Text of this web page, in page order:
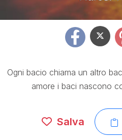
Ogni bacio chiama un altro
amore i baci nascono
Salva